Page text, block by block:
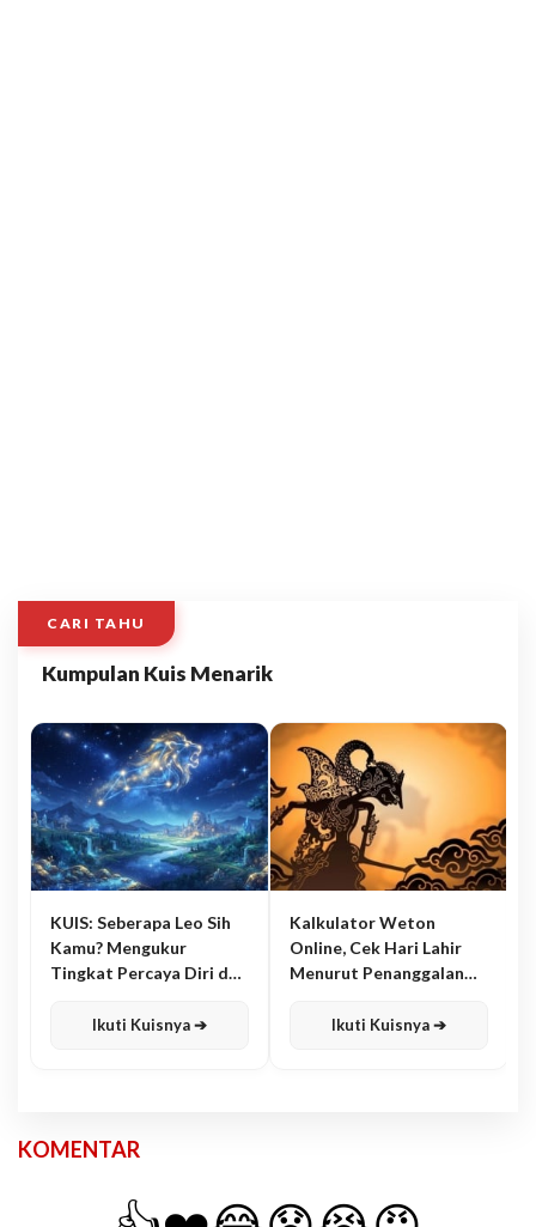
CARI TAHU
Kumpulan Kuis Menarik
KUIS: Seberapa Leo Sih
Kamu? Mengukur
Tingkat Percaya Diri dan
Ikuti Kuisnya ➔
Kalkulator Weton
Online, Cek Hari Lahir
Menurut Penanggalan
Ikuti Kuisnya ➔
KOMENTAR